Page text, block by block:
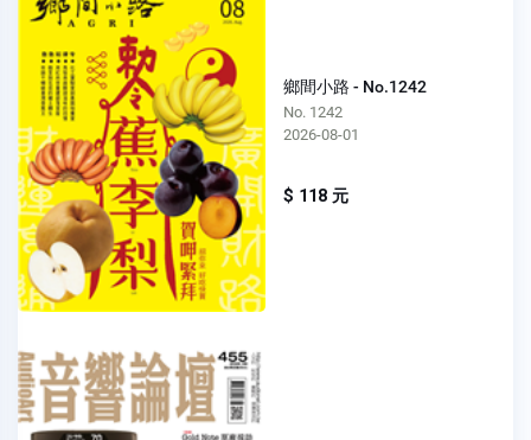
鄉間小路 - No.1242
No. 1242
2026-08-01
$ 118 元